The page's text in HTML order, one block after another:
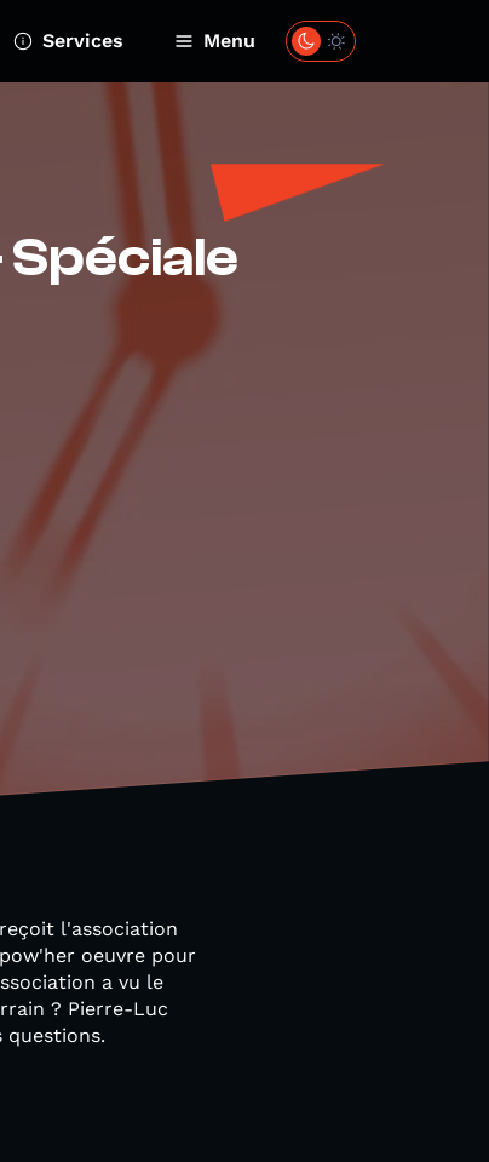
Services Menu
l'association
oeuvre pour
a vu le
? Pierre-Luc
questions.